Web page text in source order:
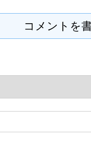
コメントを